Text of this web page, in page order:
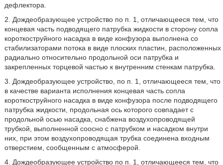
дефлектора.
2. Дождеобразующее устройство по п. 1, отличающееся тем, что
концевая часть подводящего патрубка жидкости в сторону сопла
короткоструйного насадка в виде конфузора выполнена со
стабилизаторами потока в виде плоских пластин, расположенных
радиально относительно продольной оси патрубка и
закрепленных торцевой частью к внутренним стенкам патрубка.
3. Дождеобразующее устройство, по п. 1, отличающееся тем, что
в качестве варианта исполнения концевая часть сопла
короткоструйного насадка в виде конфузора после подводящего
патрубка жидкости, продольная ось которого совпадает с
продольной осью насадка, снабжена воздухопроводящей
трубкой, выполненной соосно с патрубком и насадком внутри
них, при этом воздухопроводящая трубка соединена входным
отверстием, сообщенным с атмосферой.
4. Дождеобразующее устройство по п. 1, отличающееся тем, что